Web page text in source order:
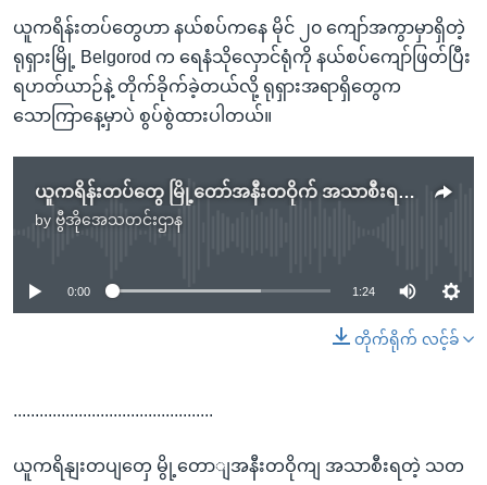
ယူကရိန်းတပ်တွေဟာ နယ်စပ်ကနေ မိုင် ၂၀ ကျော်အကွာမှာရှိတဲ့
ရုရှားမြို့ Belgorod က ရေနံသိုလှောင်ရုံကို နယ်စပ်ကျော်ဖြတ်ပြီး
ရဟတ်ယာဉ်နဲ့ တိုက်ခိုက်ခဲ့တယ်လို့ ရုရှားအရာရှိတွေက
သောကြာနေ့မှာပဲ စွပ်စွဲထားပါတယ်။
ယူကရိန်းတပ်တွေ မြို့တော်အနီးတဝိုက် အသာစီးရတဲ့ သတင်းထွက်
by ဗွီအိုအေသတင်းဌာန
No media source currently available
0:00 1:24
တိုက်ရိုက် လင့်ခ်
..............................................
ယူကရိနျးတပျတှေ မွို့တောျအနီးတဝိုကျ အသာစီးရတဲ့ သတ